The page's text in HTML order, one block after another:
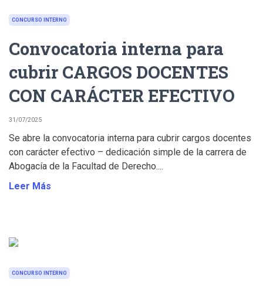
CONCURSO INTERNO
Convocatoria interna para
cubrir CARGOS DOCENTES
CON CARÁCTER EFECTIVO
31/07/2025
Se abre la convocatoria interna para cubrir cargos docentes
con carácter efectivo – dedicación simple de la carrera de
Abogacía de la Facultad de Derecho....
Leer Más
CONCURSO INTERNO